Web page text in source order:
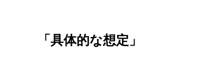
「具体的な想定」